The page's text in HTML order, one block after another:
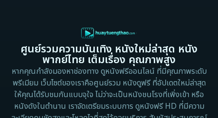
Detective สืบสวน
Disaster
Disney+
Documentary สารคดี
1983
1982
1971
1962
ศูนย์รวมความบันเทิง หนังใหม่ล่าสุด หนัง
พากย์ไทย เต็มเรื่อง คุณภาพสูง
หากคุณกำลังมองหาช่องทาง ดูหนังฟรีออนไลน์ ที่มีคุณภาพระดับ
พรีเมียม เว็บไซต์ของเราคือศูนย์รวม หนังดูฟรี ที่อัปเดตใหม่ล่าสุด
ให้คุณได้รับชมกันแบบจุใจ ไม่ว่าจะเป็นหนังชนโรงที่เพิ่งเข้า หรือ
หนังดังในตำนาน เราจัดเตรียมระบบการ ดูหนังฟรี HD ที่มีความ